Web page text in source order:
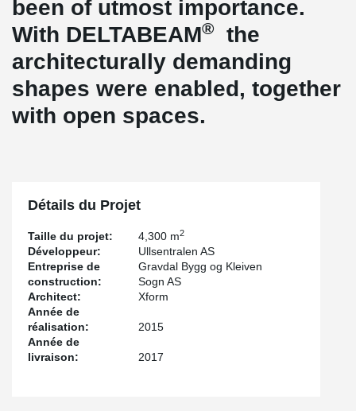
been of utmost importance.
With DELTABEAM®
the
architecturally demanding
shapes were enabled, together
with open spaces.
Détails du Projet
Taille du projet: 4,300 m2
Développeur:
Ullsentralen AS
Entreprise de
construction:
Gravdal Bygg og Kleiven
Sogn AS
Architect:
Xform
Année de
réalisation:
2015
Année de
livraison:
2017